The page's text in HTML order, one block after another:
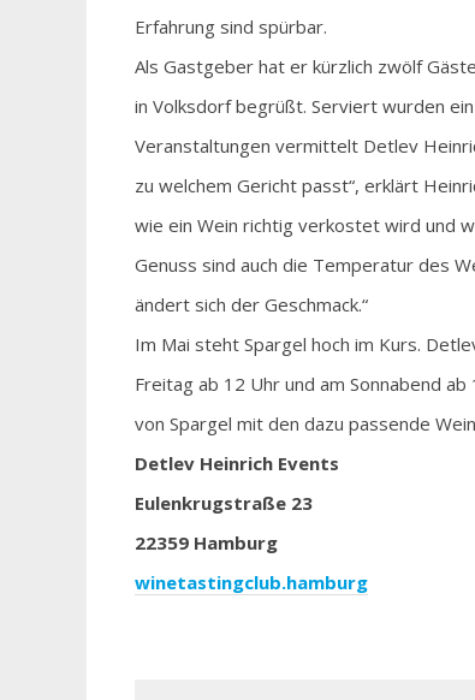
Erfahrung sind spürbar.
Als Gastgeber hat er kürzlich zwölf
in Volksdorf begrüßt. Serviert wurden
Veranstaltungen vermittelt Detlev
zu welchem Gericht passt“, erklärt
wie ein Wein richtig verkostet wird und
Genuss sind auch die Temperatur des
ändert sich der Geschmack.“
Im Mai steht Spargel hoch im Kurs.
Freitag ab 12 Uhr und am Sonnabend
von Spargel mit den dazu passende
Detlev Heinrich Events
Eulenkrugstraße 23
22359 Hamburg
winetastingclub.hamburg